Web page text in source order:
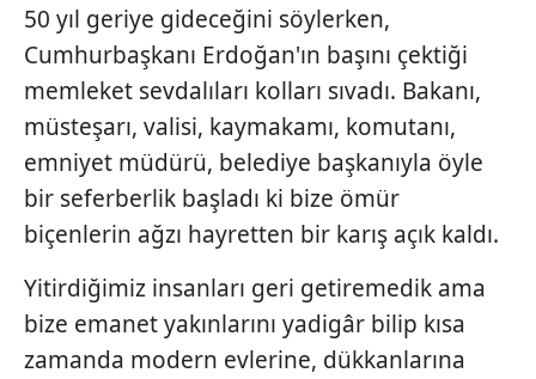
50 yıl geriye gideceğini söylerken,
Cumhurbaşkanı Erdoğan'ın başını çektiği
memleket sevdalıları kolları sıvadı. Bakanı,
müsteşarı, valisi, kaymakamı, komutanı,
emniyet müdürü, belediye başkanıyla öyle
bir seferberlik başladı ki bize ömür
biçenlerin ağzı hayretten bir karış açık kaldı.
Yitirdiğimiz insanları geri getiremedik ama
bize emanet yakınlarını yadigâr bilip kısa
zamanda modern evlerine, dükkanlarına